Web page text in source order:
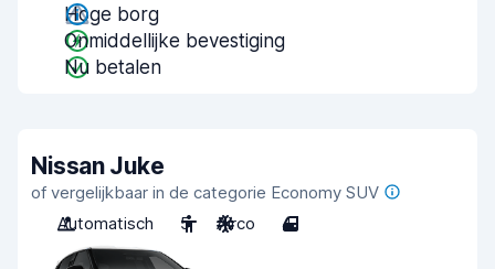
Hoge borg
Onmiddellijke bevestiging
Nu betalen
Nissan Juke
of vergelijkbaar in de categorie Economy SUV
Automatisch
5 Airco 4